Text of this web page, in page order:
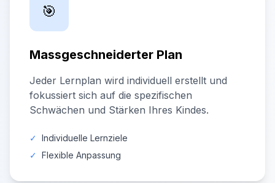
🎯
Massgeschneiderter Plan
Jeder Lernplan wird individuell erstellt und
fokussiert sich auf die spezifischen
Schwächen und Stärken Ihres Kindes.
✓ Individuelle Lernziele
✓ Flexible Anpassung